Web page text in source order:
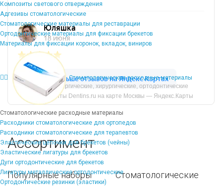
Композиты светового отверждения
Адгезивы стоматологические
Стоматологические материалы для реставрации
Ортодонтические материалы для фиксации брекетов
Материалы для фиксации коронок, вкладок, виниров
Стоматологические расходные материалы
Стоматологические расходные материалы
Расходники стоматологические для ортопедов
Расходники стоматологические для терапевтов
Эластические цепочки для брекетов (чейны)
Эластические лигатуры для брекетов
Дуги ортодонтические для брекетов
Лигатуры металлические ортодонтические
Ортодонтические резинки (эластики)
Микрохирургические, хирургические, ортодонтические
инструменты Dentins.ru на карте Москвы — Яндекс.Карты
Ассортимент
Популярные наборы
Стоматологические